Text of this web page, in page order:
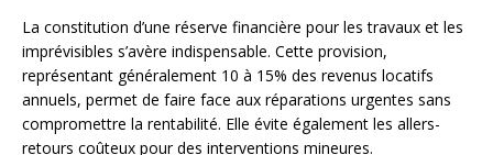
La constitution d’une réserve financière pour les travaux et les
imprévisibles s’avère indispensable. Cette provision,
représentant généralement 10 à 15% des revenus locatifs
annuels, permet de faire face aux réparations urgentes sans
compromettre la rentabilité. Elle évite également les allers-
retours coûteux pour des interventions mineures.